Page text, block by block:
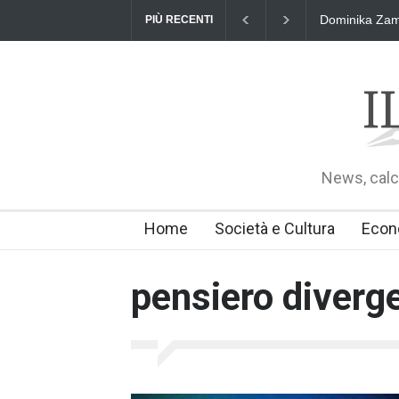
PIÙ RECENTI Dominika
News,
Home Società e Cultura
pensiero